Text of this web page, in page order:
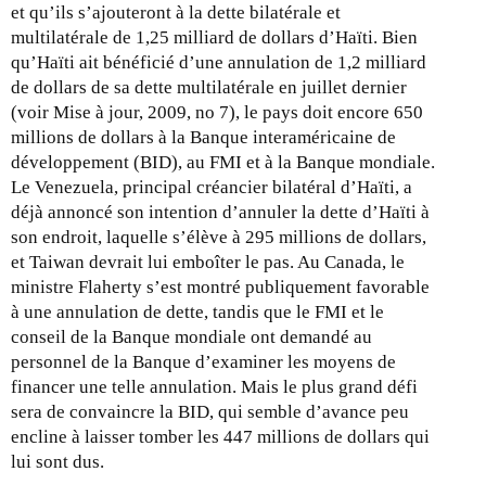
et qu’ils s’ajouteront à la dette bilatérale et
multilatérale de 1,25 milliard de dollars d’Haïti. Bien
qu’Haïti ait bénéficié d’une annulation de 1,2 milliard
de dollars de sa dette multilatérale en juillet dernier
(voir Mise à jour, 2009, no 7), le pays doit encore 650
millions de dollars à la Banque interaméricaine de
développement (BID), au FMI et à la Banque mondiale.
Le Venezuela, principal créancier bilatéral d’Haïti, a
déjà annoncé son intention d’annuler la dette d’Haïti à
son endroit, laquelle s’élève à 295 millions de dollars,
et Taiwan devrait lui emboîter le pas. Au Canada, le
ministre Flaherty s’est montré publiquement favorable
à une annulation de dette, tandis que le FMI et le
conseil de la Banque mondiale ont demandé au
personnel de la Banque d’examiner les moyens de
financer une telle annulation. Mais le plus grand défi
sera de convaincre la BID, qui semble d’avance peu
encline à laisser tomber les 447 millions de dollars qui
lui sont dus.